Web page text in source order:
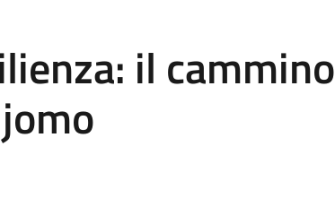
il cammino